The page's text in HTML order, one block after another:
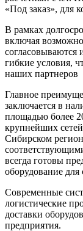
«Под заказ», для
В рамках
включая
гибкие условия,
наших партнеров
Главное
заключается в
площадью более
крупнейших
Сибирском
всегда готовы
оборудование
Современные
логистические
доставки
предприятия.